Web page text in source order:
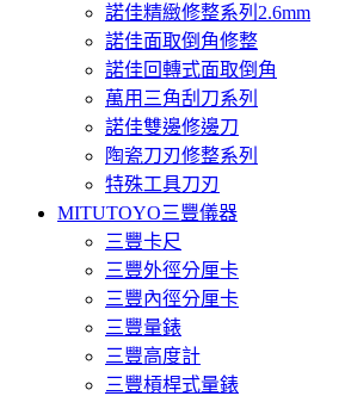
諾佳精緻修整系列2.6mm
諾佳面取倒角修整
諾佳回轉式面取倒角
萬用三角刮刀系列
諾佳雙邊修邊刀
陶瓷刀刃修整系列
特殊工具刀刃
MITUTOYO三豐儀器
三豐卡尺
三豐外徑分厘卡
三豐內徑分厘卡
三豐量錶
三豐高度計
三豐槓桿式量錶